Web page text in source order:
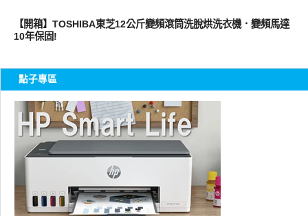
【開箱】TOSHIBA東芝12公斤變頻滾筒洗脫烘洗衣機．變頻馬達
10年保固!
點子專區